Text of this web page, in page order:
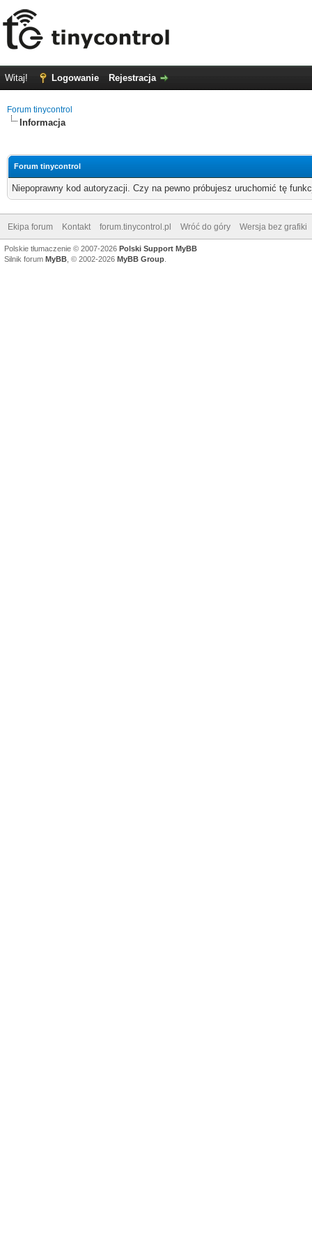
Witaj! Logowanie Rejestracja
Forum tinycontrol
Informacja
Forum tinycontrol
Niepoprawny kod autoryzacji. Czy na pewno próbujesz uruchomić tę
Ekipa forum Kontakt forum.tinycontrol.pl Wróć do góry Wersja bez grafiki
Polskie tłumaczenie © 2007-2026 Polski Support MyBB
Silnik forum MyBB , © 2002-2026 MyBB Group